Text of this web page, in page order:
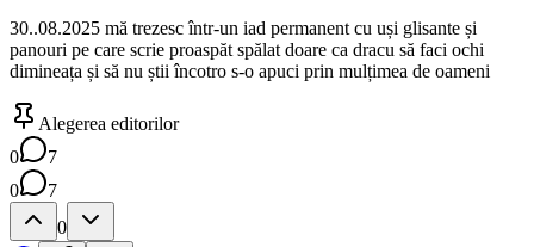
30..08.2025 mă trezesc într-un iad permanent cu uși glisante și
panouri pe care scrie proaspăt spălat doare ca dracu să faci ochi
dimineața și să nu știi încotro s-o apuci prin mulțimea de oameni
Alegerea editorilor
0
7
0
7
0